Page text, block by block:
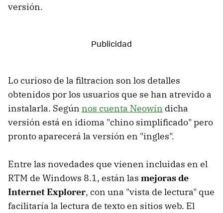
versión.
Lo curioso de la filtracion son los detalles
obtenidos por los usuarios que se han atrevido a
instalarla. Según nos cuenta Neowin dicha
versión está en idioma "chino simplificado" pero
pronto aparecerá la versión en "ingles".
Entre las novedades que vienen incluidas en el
RTM de Windows 8.1, están las mejoras de
Internet Explorer, con una "vista de lectura" que
facilitaría la lectura de texto en sitios web. El